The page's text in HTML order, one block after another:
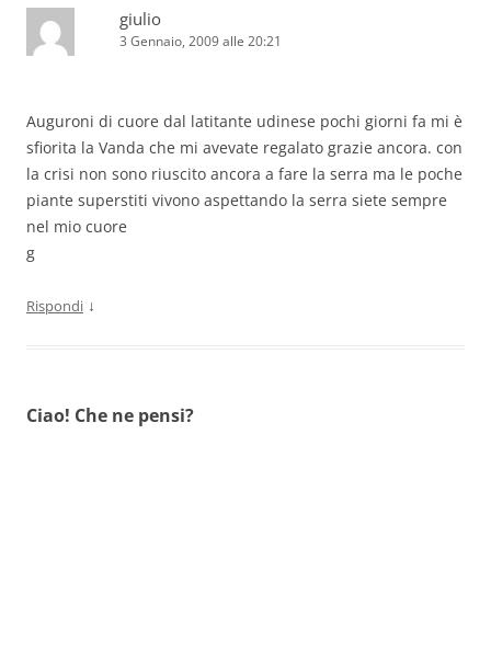
giulio
3 Gennaio, 2009 alle 20:21
Auguroni di cuore dal latitante udinese pochi giorni fa mi è
sfiorita la Vanda che mi avevate regalato grazie ancora. con
la crisi non sono riuscito ancora a fare la serra ma le poche
piante superstiti vivono aspettando la serra siete sempre
nel mio cuore
g
Rispondi ↓
Ciao! Che ne pensi?